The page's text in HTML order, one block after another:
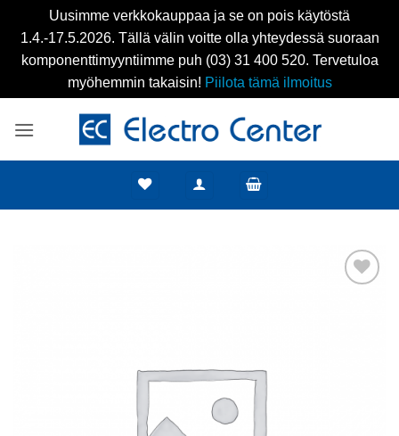
Uusimme verkkokauppaa ja se on pois käytöstä
1.4.-17.5.2026. Tällä välin voitte olla yhteydessä suoraan
komponenttimyyntiimme puh (03) 31 400 520. Tervetuloa
myöhemmin takaisin! Piilota tämä ilmoitus